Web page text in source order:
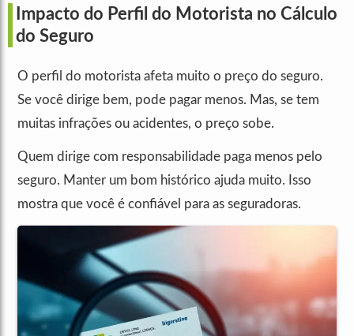
Impacto do Perfil do Motorista no Cálculo
do Seguro
O perfil do motorista afeta muito o preço do seguro.
Se você dirige bem, pode pagar menos. Mas, se tem
muitas infrações ou acidentes, o preço sobe.
Quem dirige com responsabilidade paga menos pelo
seguro. Manter um bom histórico ajuda muito. Isso
mostra que você é confiável para as seguradoras.